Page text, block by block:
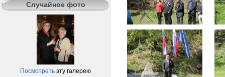
Случайное фото
Посмотреть эту галерею